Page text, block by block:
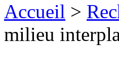
Accueil >
milieu